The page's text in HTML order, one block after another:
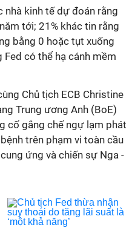
nhà kinh tế dự đoán rằng
tới; 21% khác tin rằng
bằng 0 hoặc tụt xuống
có thể hạ cánh mềm
Chủ tịch ECB Christine
Trung ương Anh (BoE)
cố gắng chế ngự lạm phát
trên phạm vi toàn cầu
ứng và chiến sự Nga -